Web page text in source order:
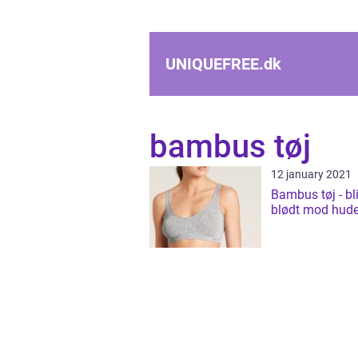
UNIQUEFREE.dk
bambus tøj
12 january 2021
Bambus tøj -
blødt mod